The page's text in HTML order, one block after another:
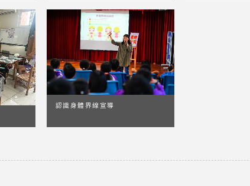
認識身體界線宣導